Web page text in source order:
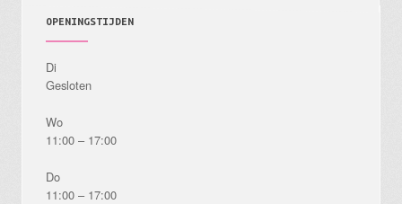
OPENINGSTIJDEN
Di
Gesloten
Wo
11:00 – 17:00
Do
11:00 – 17:00